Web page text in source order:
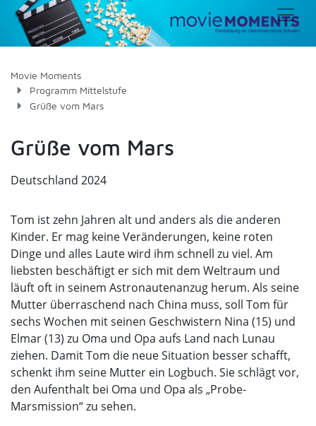
Movie Moments
Programm Mittelstufe
Grüße vom Mars
Grüße vom Mars
Deutschland 2024
Tom ist zehn Jahren alt und anders als die anderen
Kinder. Er mag keine Veränderungen, keine roten
Dinge und alles Laute wird ihm schnell zu viel. Am
liebsten beschäftigt er sich mit dem Weltraum und
läuft oft in seinem Astronautenanzug herum. Als seine
Mutter überraschend nach China muss, soll Tom für
sechs Wochen mit seinen Geschwistern Nina (15) und
Elmar (13) zu Oma und Opa aufs Land nach Lunau
ziehen. Damit Tom die neue Situation besser schafft,
schenkt ihm seine Mutter ein Logbuch. Sie schlägt vor,
den Aufenthalt bei Oma und Opa als „Probe-
Marsmission“ zu sehen.